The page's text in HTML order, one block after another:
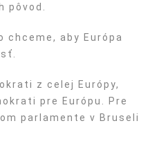
pôvod.
chceme, aby Európa
z celej Európy,
pre Európu. Pre
parlamente v Bruseli